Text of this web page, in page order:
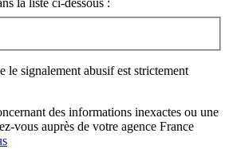
le signalement abusif est strictement
des informations inexactes ou une
vous auprès de votre agence France